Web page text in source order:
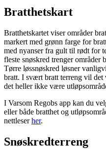
Bratthetskart
Bratthetskartet viser områder
markert med grønn farge for
med nyanser fra gult til rødt for
fleste snøskred trenger områder
Tørre løssnøskred løsner
bratt. I svært bratt terreng vil
det heller ikke være
I Varsom Regobs app kan du
eller både bratthet og
nettleserher.
Snøskredterreng